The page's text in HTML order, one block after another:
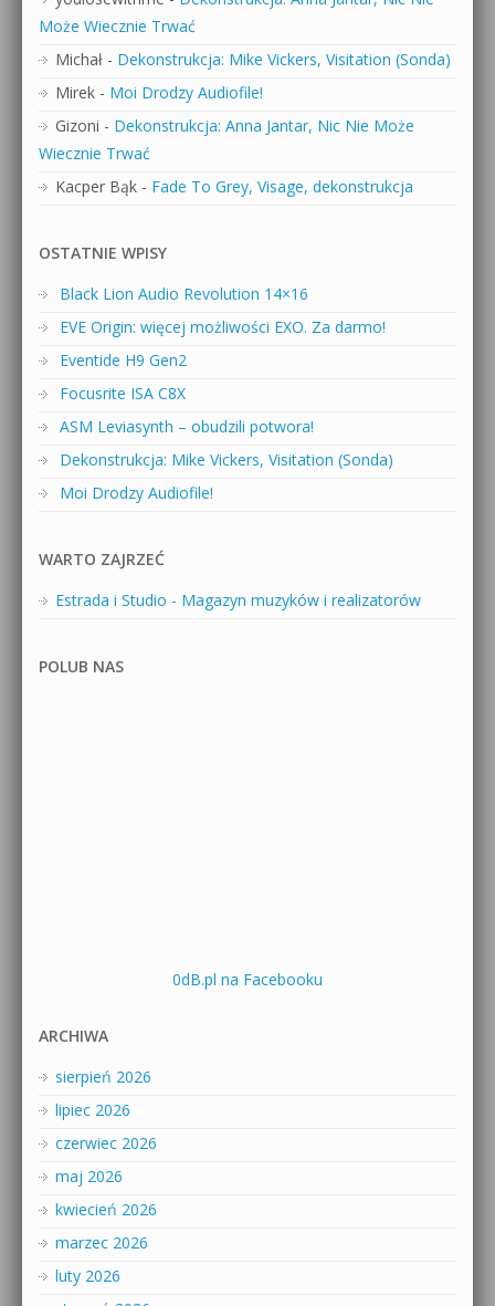
Może Wiecznie Trwać
Michał - Dekonstrukcja: Mike Vickers, Visitation (Sonda)
Mirek - Moi Drodzy Audiofile!
Gizoni - Dekonstrukcja: Anna Jantar, Nic Nie Może
Wiecznie Trwać
Kacper Bąk - Fade To Grey, Visage, dekonstrukcja
OSTATNIE WPISY
Black Lion Audio Revolution 14×16
EVE Origin: więcej możliwości EXO. Za darmo!
Eventide H9 Gen2
Focusrite ISA C8X
ASM Leviasynth – obudzili potwora!
Dekonstrukcja: Mike Vickers, Visitation (Sonda)
Moi Drodzy Audiofile!
WARTO ZAJRZEĆ
Estrada i Studio - Magazyn muzyków i realizatorów
POLUB NAS
0dB.pl na Facebooku
ARCHIWA
sierpień 2026
lipiec 2026
czerwiec 2026
maj 2026
kwiecień 2026
marzec 2026
luty 2026